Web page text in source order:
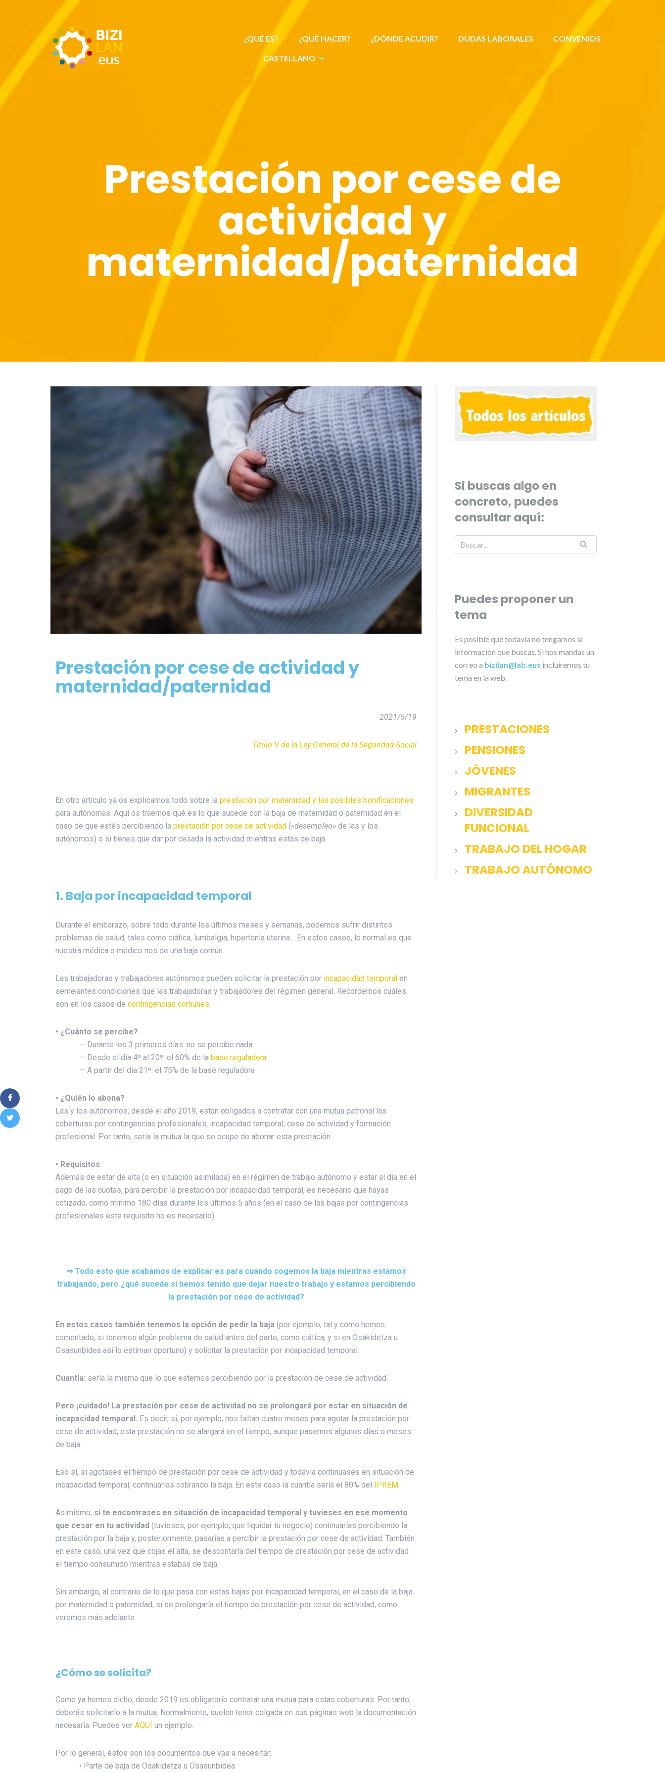
¿QUÉ ES? ¿QUÉ HACER? ¿DÓNDE ACUDIR? DUDAS LABORALES CONVENIOS
CASTELLANO
Prestación por cese de
actividad y
maternidad/paternidad
Prestación por cese de actividad y
maternidad/paternidad
2021/5/19
Título V de la Ley General de la Seguridad Social
En otro artículo ya os explicamos todo sobre la prestación por maternidad y las posibles bonificaciones
para autónomas. Aquí os traemos qué es lo que sucede con la baja de maternidad o paternidad en el
caso de que estés percibiendo la prestación por cese de actividad («desempleo» de las y los
autónomos) o si tienes que dar por cesada la actividad mientras estás de baja.
1. Baja por incapacidad temporal
Durante el embarazo, sobre todo durante los últimos meses y semanas, podemos sufrir distintos
problemas de salud, tales como ciática, lumbalgia, hipertonía uterina… En estos casos, lo normal es que
nuestra médica o médico nos de una baja común.
Las trabajadoras y trabajadores autónomos pueden solicitar la prestación por incapacidad temporal en
semejantes condiciones que las trabajadoras y trabajadores del régimen general. Recordemos cuáles
son en los casos de contingencias comunes:
• ¿Cuánto se percibe?
— Durante los 3 primeros días: no se percibe nada
— Desde el día 4º al 20º: el 60% de la base reguladora
— A partir del día 21º: el 75% de la base reguladora
• ¿Quién lo abona?
Las y los autónomos, desde el año 2019, están obligados a contratar con una mutua patronal las
coberturas por contingencias profesionales, incapacidad temporal, cese de actividad y formación
profesional. Por tanto, sería la mutua la que se ocupe de abonar esta prestación.
• Requisitos:
Además de estar de alta (o en situación asimilada) en el régimen de trabajo autónomo y estar al día en el
pago de las cuotas, para percibir la prestación por incapacidad temporal, es necesario que hayas
cotizado, como mínimo 180 días durante los últimos 5 años (en el caso de las bajas por contingencias
profesionales este requisito no es necesario).
⇒ Todo esto que acabamos de explicar es para cuando cogemos la baja mientras estamos
trabajando, pero ¿qué sucede si hemos tenido que dejar nuestro trabajo y estamos percibiendo
la prestación por cese de actividad?
En estos casos también tenemos la opción de pedir la baja (por ejemplo, tal y como hemos
comentado, si tenemos algún problema de salud antes del parto, como ciática, y si en Osakidetza u
Osasunbidea así lo estiman oportuno) y solicitar la prestación por incapacidad temporal.
Cuantía: sería la misma que lo que estemos percibiendo por la prestación de cese de actividad.
Pero ¡cuidado! La prestación por cese de actividad no se prolongará por estar en situación de
incapacidad temporal. Es decir, si, por ejemplo, nos faltan cuatro meses para agotar la prestación por
cese de actividad, esta prestación no se alargará en el tiempo, aunque pasemos algunos días o meses
de baja.
Eso sí, si agotases el tiempo de prestación por cese de actividad y todavía continuases en situación de
incapacidad temporal, continuarías cobrando la baja. En este caso la cuantía sería el 80% del IPREM.
Asimismo, si te encontrases en situación de incapacidad temporal y tuvieses en ese momento
que cesar en tu actividad (tuvieses, por ejemplo, que liquidar tu negocio) continuarías percibiendo la
prestación por la baja y, posteriormente, pasarías a percibir la prestación por cese de actividad. También
en este caso, una vez que cojas el alta, se descontaría del tiempo de prestación por cese de actividad
el tiempo consumido mientras estabas de baja.
Sin embargo, al contrario de lo que pasa con estas bajas por incapacidad temporal, en el caso de la baja
por maternidad o paternidad, sí se prolongaría el tiempo de prestación por cese de actividad, como
veremos más adelante.
¿Cómo se solicita?
Como ya hemos dicho, desde 2019 es obligatorio contratar una mutua para estas coberturas. Por tanto,
deberás solicitarlo a la mutua. Normalmente, suelen tener colgada en sus páginas web la documentación
necesaria. Puedes ver AQUÍ un ejemplo.
Por lo general, éstos son los documentos que vas a necesitar:
• Parte de baja de Osakidetza u Osasunbidea
Si buscas algo en
concreto, puedes
consultar aquí:
Puedes proponer un
tema
Es posible que todavía no tengamos la
información que buscas. Si nos mandas un
correo a bizilan@lab.eus incluiremos tu
tema en la web.
PRESTACIONES
PENSIONES
JÓVENES
MIGRANTES
DIVERSIDAD
FUNCIONAL
TRABAJO DEL HOGAR
TRABAJO AUTÓNOMO